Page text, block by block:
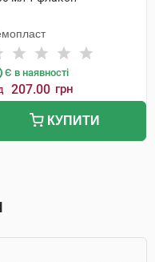
Є в наявності
207.00 грн
КУПИТИ